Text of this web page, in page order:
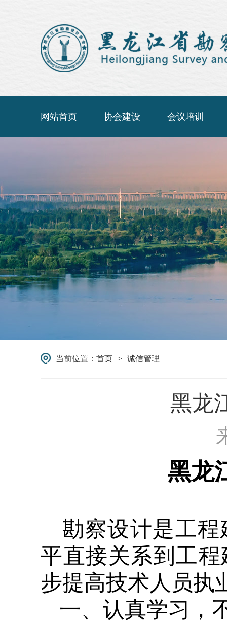
网站首页 协会建设 会议培训
当前位置： 首页 > 诚信管理
黑龙
黑龙
勘察设计是工
平直接关系到工
步提高技术人员执
一、认真学习，